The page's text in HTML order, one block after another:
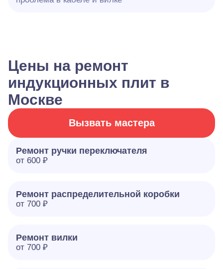
Цены на ремонт
индукционных плит в
Москве
Вызвать мастера
Ремонт ручки переключателя
от 600 ₽
Ремонт распределительной коробки
от 700 ₽
Ремонт вилки
от 700 ₽